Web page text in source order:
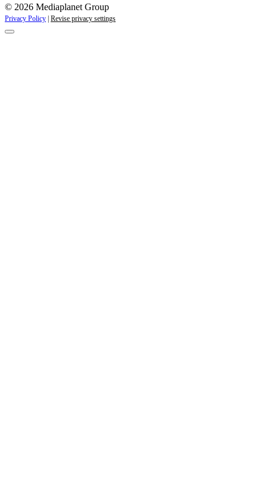
© 2026 Mediaplanet Group
Privacy Policy Revise privacy settings